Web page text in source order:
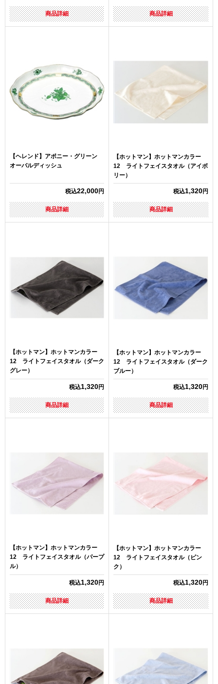
商品詳細 商品詳細
【ヘレンド】アポニー・グリーン
オーバルディッシュ
税込22,000円
商品詳細
【ホットマン】ホットマンカラー
12 ライトフェイスタオル（アイボ
リー）
税込1,320円
商品詳細
【ホットマン】ホットマンカラー
12 ライトフェイスタオル（ダーク
グレー）
税込1,320円
商品詳細
【ホットマン】ホットマンカラー
12 ライトフェイスタオル（ダーク
ブルー）
税込1,320円
商品詳細
【ホットマン】ホットマンカラー
12 ライトフェイスタオル（パープ
ル）
税込1,320円
商品詳細
【ホットマン】ホットマンカラー
12 ライトフェイスタオル（ピン
ク）
税込1,320円
商品詳細